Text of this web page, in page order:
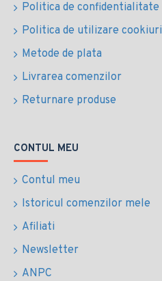
Politica de confidentialitate
Politica de utilizare cookiuri
Metode de plata
Livrarea comenzilor
Returnare produse
CONTUL MEU
Contul meu
Istoricul comenzilor mele
Afiliati
Newsletter
ANPC